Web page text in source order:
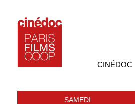
CINÉDOC
SAMEDI